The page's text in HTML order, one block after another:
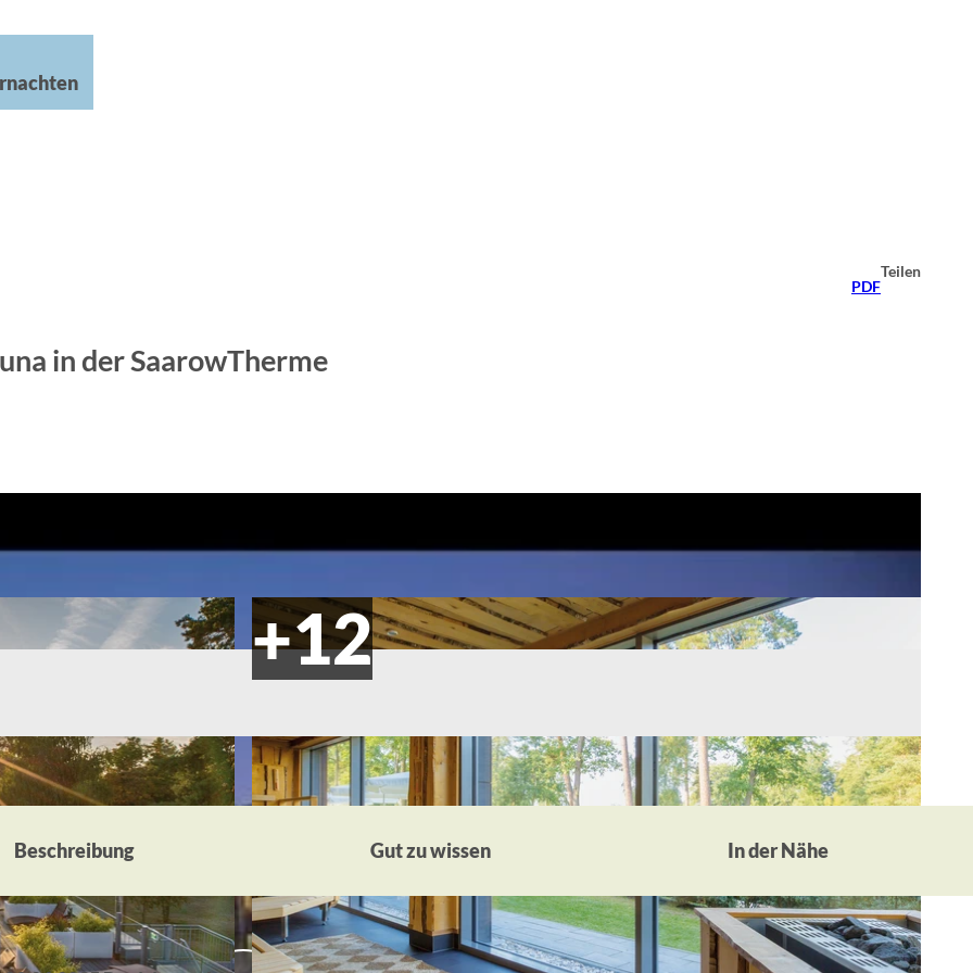
PDF
Teilen
in der SaarowTherme
Beschreibung Gut zu wissen In der Nähe